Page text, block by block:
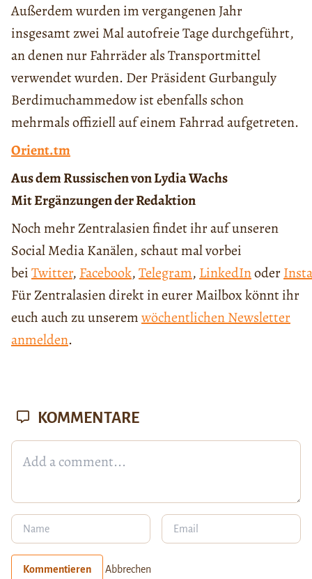
Außerdem wurden im vergangenen Jahr
insgesamt zwei Mal autofreie Tage durchgeführt,
an denen nur Fahrräder als Transportmittel
verwendet wurden. Der Präsident Gurbanguly
Berdimuchammedow ist ebenfalls schon
mehrmals offiziell auf einem Fahrrad aufgetreten.
Orient.tm
Aus dem Russischen von Lydia Wachs
Mit Ergänzungen der Redaktion
Noch mehr Zentralasien findet ihr auf unseren
Social Media Kanälen, schaut mal vorbei
beiTwitter, Facebook,Telegram, LinkedInoder
Für Zentralasien direkt in eurer Mailbox könnt ihr
euch auch zu unseremwöchentlichen Newsletter
anmelden.
KOMMENTARE
Kommentieren Abbrechen